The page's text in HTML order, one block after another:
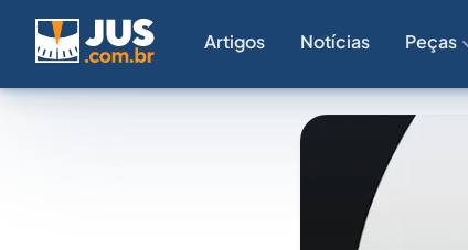
Artigos Notícias Peças